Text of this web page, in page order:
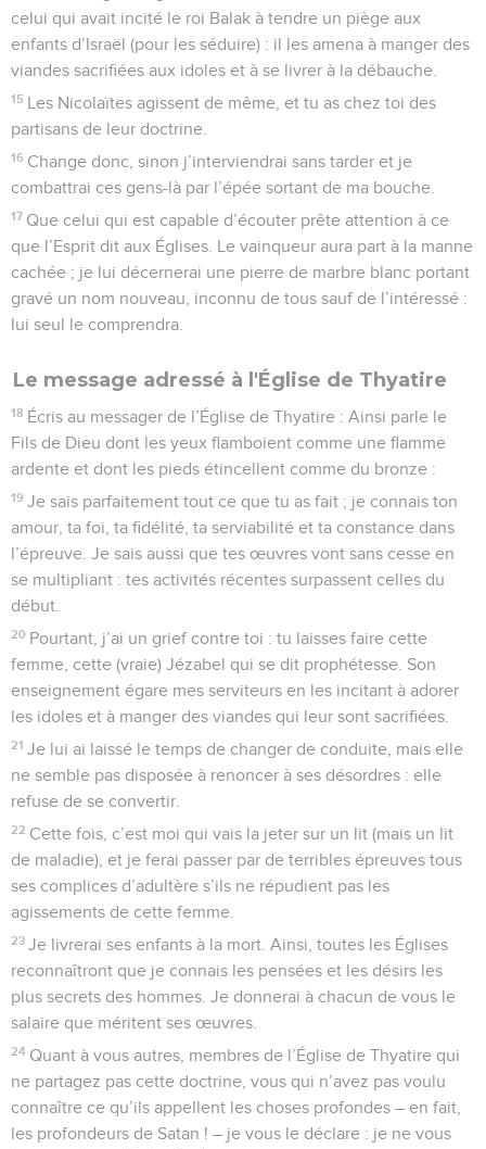
celui qui avait incité le roi Balak à tendre un piège aux
enfants d’Israël (pour les séduire) : il les amena à manger des
viandes sacrifiées aux idoles et à se livrer à la débauche.
15 Les Nicolaïtes agissent de même, et tu as chez toi des
partisans de leur doctrine.
16 Change donc, sinon j’interviendrai sans tarder et je
combattrai ces gens-là par l’épée sortant de ma bouche.
17 Que celui qui est capable d’écouter prête attention à ce
que l’Esprit dit aux Églises. Le vainqueur aura part à la manne
cachée ; je lui décernerai une pierre de marbre blanc portant
gravé un nom nouveau, inconnu de tous sauf de l’intéressé :
lui seul le comprendra.
Le message adressé à l'Église de Thyatire
18 Écris au messager de l’Église de Thyatire : Ainsi parle le
Fils de Dieu dont les yeux flamboient comme une flamme
ardente et dont les pieds étincellent comme du bronze :
19 Je sais parfaitement tout ce que tu as fait ; je connais ton
amour, ta foi, ta fidélité, ta serviabilité et ta constance dans
l’épreuve. Je sais aussi que tes œuvres vont sans cesse en
se multipliant : tes activités récentes surpassent celles du
début.
20 Pourtant, j’ai un grief contre toi : tu laisses faire cette
femme, cette (vraie) Jézabel qui se dit prophétesse. Son
enseignement égare mes serviteurs en les incitant à adorer
les idoles et à manger des viandes qui leur sont sacrifiées.
21 Je lui ai laissé le temps de changer de conduite, mais elle
ne semble pas disposée à renoncer à ses désordres : elle
refuse de se convertir.
22 Cette fois, c’est moi qui vais la jeter sur un lit (mais un lit
de maladie), et je ferai passer par de terribles épreuves tous
ses complices d’adultère s’ils ne répudient pas les
agissements de cette femme.
23 Je livrerai ses enfants à la mort. Ainsi, toutes les Églises
reconnaîtront que je connais les pensées et les désirs les
plus secrets des hommes. Je donnerai à chacun de vous le
salaire que méritent ses œuvres.
24 Quant à vous autres, membres de l’Église de Thyatire qui
ne partagez pas cette doctrine, vous qui n’avez pas voulu
connaître ce qu’ils appellent les choses profondes – en fait,
les profondeurs de Satan ! – je vous le déclare : je ne vous